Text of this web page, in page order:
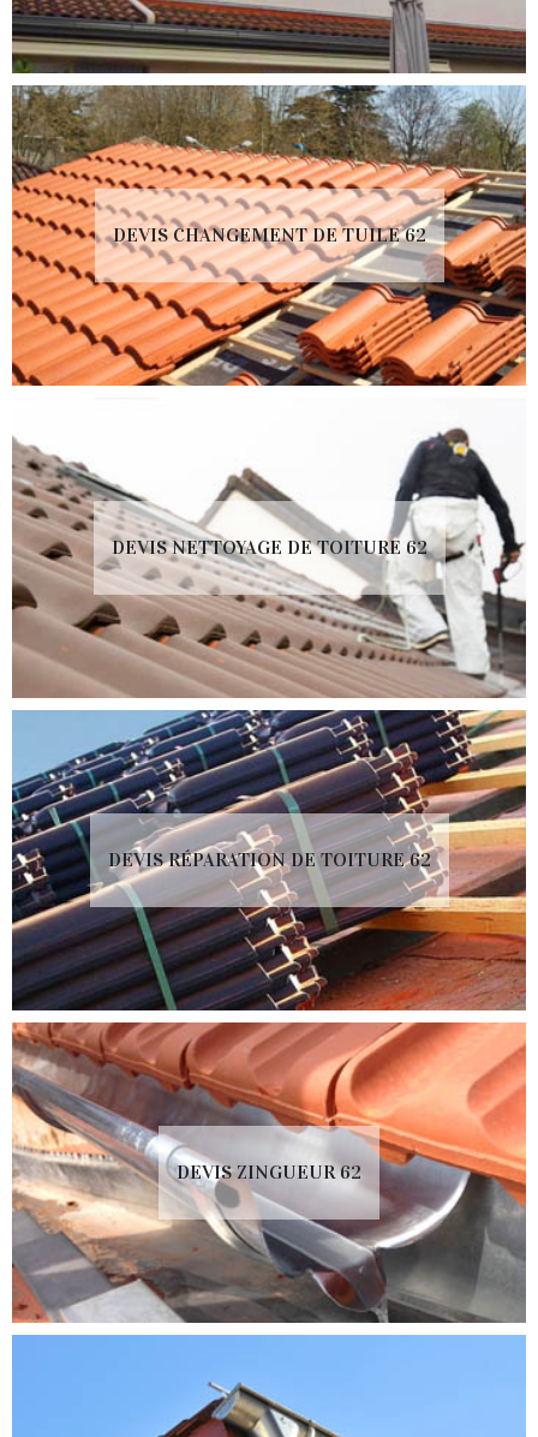
DEVIS CHANGEMENT DE TUILE 62
DEVIS NETTOYAGE DE TOITURE 62
DEVIS RÉPARATION DE TOITURE 62
DEVIS ZINGUEUR 62